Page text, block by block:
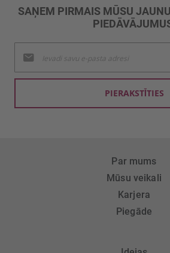
SAŅEM PIRMAIS MŪSU
jaunumu
saņemšanai:
PIERAKSTĪTIES
Par mums
Mūsu veikali
Karjera
Piegāde